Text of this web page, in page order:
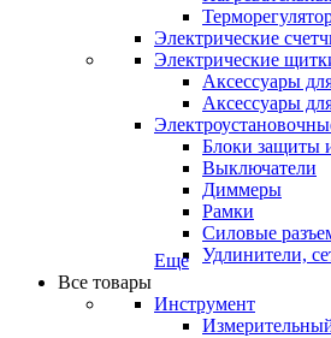
Электрические
Электрические
Аксессуары
Аксессуары
Блоки защиты
Выключатели
Диммеры
Рамки
Силовые
Удлинители,
Еще
Все товары
Инструмент